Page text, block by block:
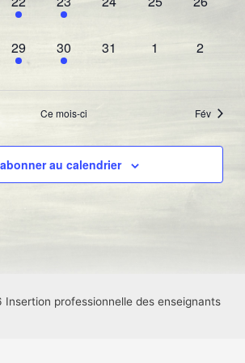
évènements,évènement,
2
évènements,
29
1
évènement,
30
0
31
0
1
0
2
Ce mois-ci Fév
au calendrier
professionnelle des enseignants